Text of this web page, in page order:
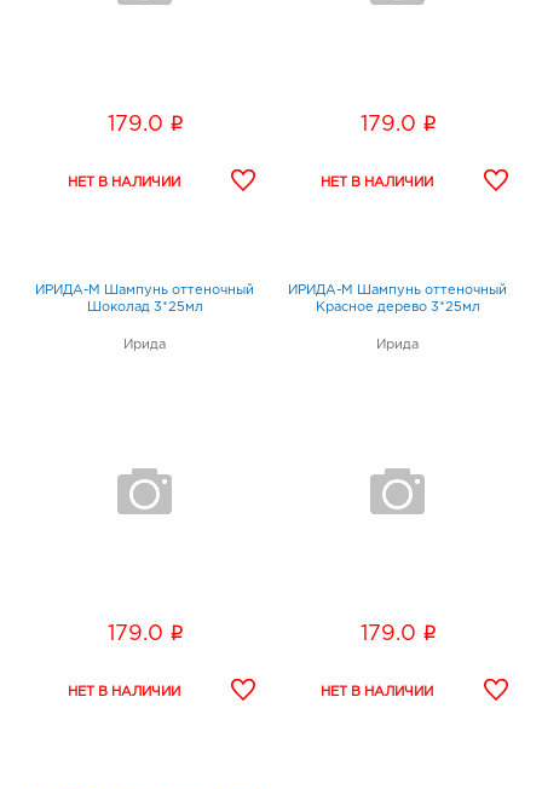
179.0 i 179.0 i
ИРИДА-М Шампунь оттеночный
Шоколад 3*25мл
Ирида
179.0 i
ИРИДА-М Шампунь оттеночный
Красное дерево 3*25мл
Ирида
179.0 i